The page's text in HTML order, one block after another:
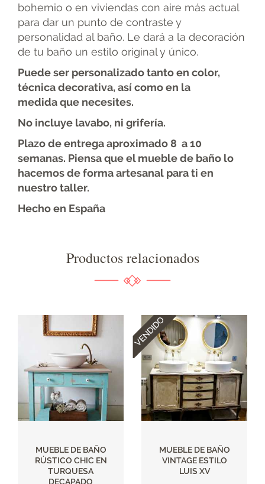
bohemio o en viviendas con aire más actual
para dar un punto de contraste y
personalidad al baño. Le dará a la decoración
de tu baño un estilo original y único.
Puede ser personalizado tanto en color,
técnica decorativa, así como en la
medidaque necesites.
No incluye lavabo, ni grifería.
Plazo de entrega aproximado 8 a 10
semanas. Piensa que el mueble de baño lo
hacemos de forma artesanal para ti en
nuestro taller.
Hecho en España
Productos relacionados
MUEBLE DE BAÑO
RÚSTICO CHIC EN
TURQUESA
DECAPADO
MUEBLE DE BAÑO
VINTAGE ESTILO
LUIS XV